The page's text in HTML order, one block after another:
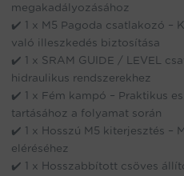
megakadályozásához
✔️ 1 x M5 Pagoda csatlakozó –
való illeszkedés biztosítása
✔️ 1 x SRAM GUIDE / LEVEL
hidraulikus rendszerekhez
✔️ 1 x Fém kampó – Praktikus
tartásához a folyamat során
✔️ 1 x Hosszú M5 kiterjesztés –
eléréséhez
✔️ 1 x Hosszabbított csöves